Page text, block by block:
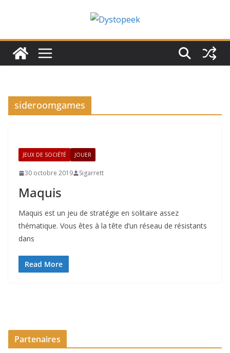
sideroomgames
JEUX DE SOCIÉTÉ JOUER
30 octobre 2019 Sigarrett
Maquis
Maquis est un jeu de stratégie en solitaire assez
thématique. Vous êtes à la tête d’un réseau de résistants
dans
Read More
Partenaires